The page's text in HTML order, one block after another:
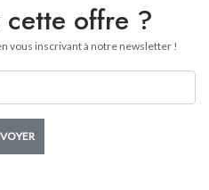
cette offre ?
vous inscrivant à notre newsletter !